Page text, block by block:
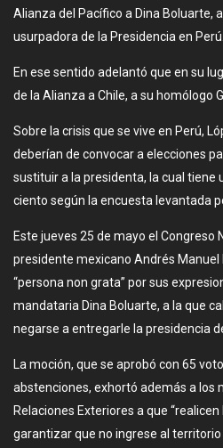
Alianza del Pacífico a Dina Boluarte,
usurpadora de la Presidencia en Perú.
En ese sentido adelantó que en su
de la Alianza a Chile, a su homólogo
Sobre la crisis que se vive en Perú,
deberían de convocar a elecciones
sustituir a la presidenta, la cual tiene
ciento según la encuesta levantada
Este jueves 25 de mayo el Congreso
presidente mexicano Andrés Manuel
“persona non grata” por sus
mandataria Dina Boluarte, a la que
negarse a entregarle la presidencia
La moción, que se aprobó con 65
abstenciones, exhortó además a los
Relaciones Exteriores a que
garantizar que no ingrese al